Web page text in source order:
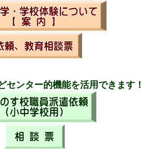
センター的機能を活用できます！